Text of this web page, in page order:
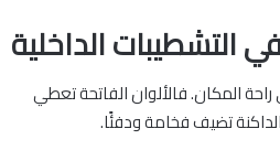
في التشطيبات الداخلية
راحة المكان. فالألوان الفاتحة تعطي
الداكنة تضيف فخامة ودفئًا.